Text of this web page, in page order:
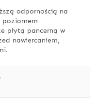
odpornością na
poziomem
płytą pancerną w
nawiercaniem,